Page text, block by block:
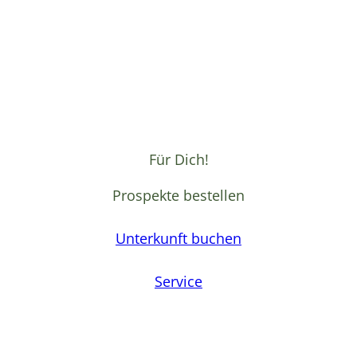
Für Dich!
Prospekte bestellen
Unterkunft buchen
Service